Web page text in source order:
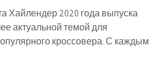
Хайлендер 2020 года выпуска
актуальной темой для
кроссовера. С каждым